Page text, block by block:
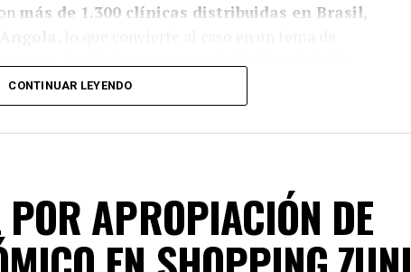
más de 1.300 clínicas distribuidas en Brasil,
frente a su casa en Ponta Grossa. El director
acompañado de su hija de apenas 3 años, cuando
Pese a estar armado e intentar reaccionar, fue
horas después en el Hospital Universitario
CONTINUAR LEYENDO
APROPIACIÓN DE